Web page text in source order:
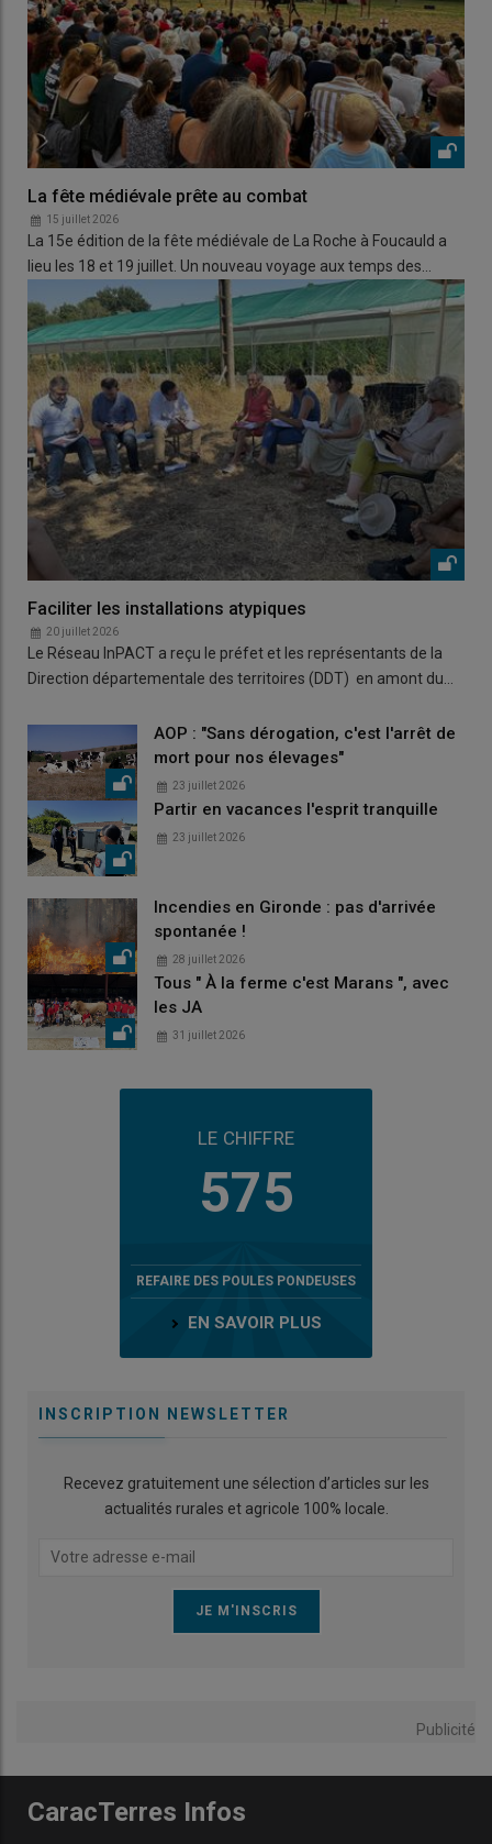
La fête médiévale prête au combat
15 juillet 2026
La 15e édition de la fête médiévale de La Roche à Foucauld a
lieu les 18 et 19 juillet. Un nouveau voyage aux temps des…
Faciliter les installations atypiques
20 juillet 2026
Le Réseau InPACT a reçu le préfet et les représentants de la
Direction départementale des territoires (DDT) en amont du…
AOP : "Sans dérogation, c'est l'arrêt de
mort pour nos élevages"
23 juillet 2026
Partir en vacances l'esprit tranquille
23 juillet 2026
Incendies en Gironde : pas d'arrivée
spontanée !
28 juillet 2026
Tous " À la ferme c'est Marans ", avec
les JA
31 juillet 2026
LE CHIFFRE
575
REFAIRE DES POULES PONDEUSES
EN SAVOIR PLUS
INSCRIPTION NEWSLETTER
Recevez gratuitement une sélection d’articles sur les
actualités rurales et agricole 100% locale.
Publicité
CaracTerres Infos